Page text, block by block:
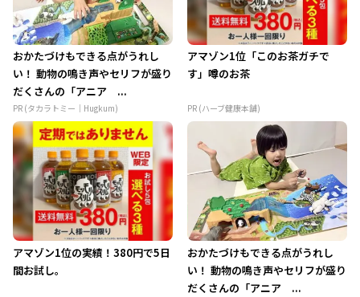
おかたづけもできる点がうれし
い！ 動物の鳴き声やセリフが盛り
だくさんの「アニア ...
PR (タカラトミー｜Hugkum)
アマゾン1位「このお茶ガチで
す」噂のお茶
PR (ハーブ健康本舗)
アマゾン1位の実績！380円で5日
間お試し。
おかたづけもできる点がうれし
い！ 動物の鳴き声やセリフが盛り
だくさんの「アニア ...